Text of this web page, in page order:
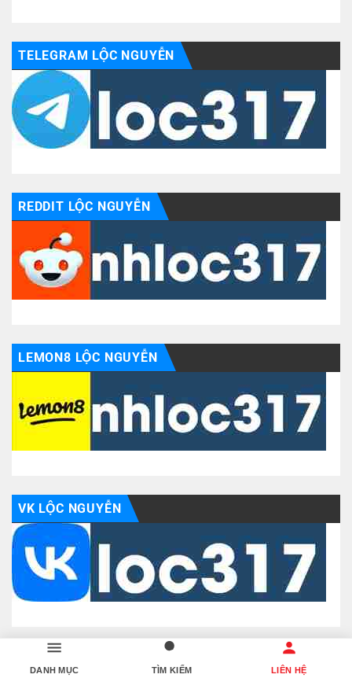
TELEGRAM LỘC NGUYỄN
REDDIT LỘC NGUYỄN
LEMON8 LỘC NGUYỄN
VK LỘC NGUYỄN
DANH MỤC TÌM KIẾM LIÊN HỆ